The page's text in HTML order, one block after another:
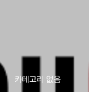
카테고리 없음